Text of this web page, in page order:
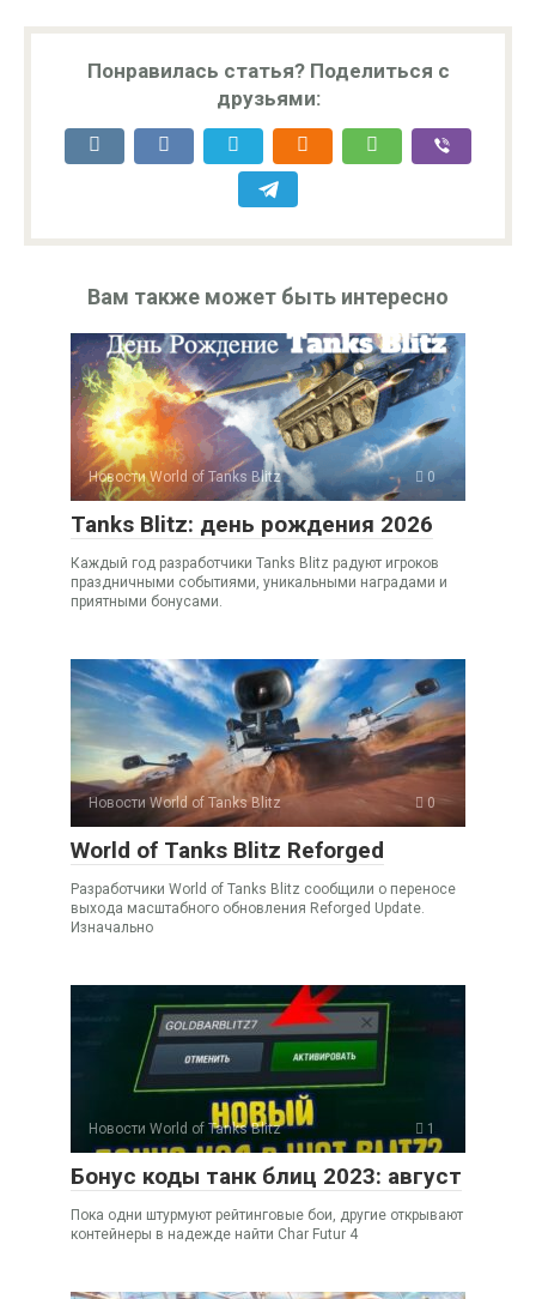
Понравилась статья? Поделиться с
друзьями:
Вам также может быть интересно
Новости World of Tanks Blitz 0
Tanks Blitz: день рождения 2026
Каждый год разработчики Tanks Blitz радуют игроков
праздничными событиями, уникальными наградами и
приятными бонусами.
Новости World of Tanks Blitz 0
World of Tanks Blitz Reforged
Разработчики World of Tanks Blitz сообщили о переносе
выхода масштабного обновления Reforged Update.
Изначально
Новости World of Tanks Blitz 1
Бонус коды танк блиц 2023: август
Пока одни штурмуют рейтинговые бои, другие открывают
контейнеры в надежде найти Char Futur 4